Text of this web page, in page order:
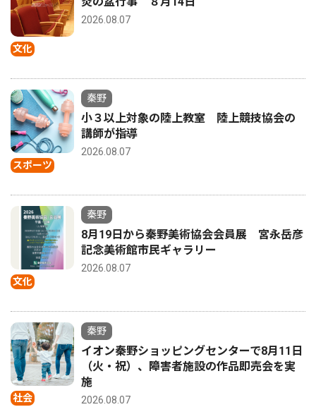
文化
2026.08.07
スポーツ
秦野
小３以上対象の陸上教室 陸上競技協会の
講師が指導
2026.08.07
文化
秦野
8月19日から秦野美術協会会員展 宮永岳彦
記念美術館市民ギャラリー
2026.08.07
社会
秦野
イオン秦野ショッピングセンターで8月11日
（火・祝）、障害者施設の作品即売会を実
施
2026.08.07